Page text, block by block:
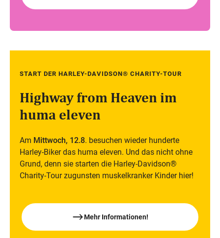
Mi,
START DER HARLEY-DAVIDSON® CHARITY-TOUR
Highway from Heaven im
huma eleven
Am Mittwoch, 12.8. besuchen wieder hunderte
Harley-Biker das huma eleven. Und das nicht ohne
Grund, denn sie starten die Harley-Davidson®
Charity-Tour zugunsten muskelkranker Kinder hier!
Mehr Informationen!